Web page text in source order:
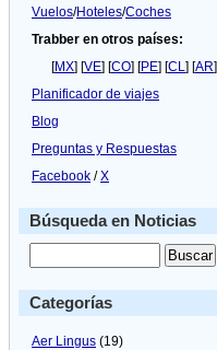
Vuelos/Hoteles/Coches
Trabber en otros países:
[MX] [VE] [CO] [PE] [CL] [AR]
Planificador de viajes
Blog
Preguntas y Respuestas
Facebook /X
Búsqueda en Noticias
Categorías
Aer Lingus (19)